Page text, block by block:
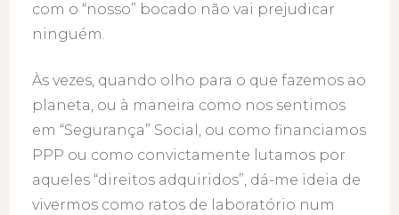
com o “nosso” bocado não vai prejudicar
ninguém.
Às vezes, quando olho para o que fazemos ao
planeta, ou à maneira como nos sentimos
em “Segurança” Social, ou como financiamos
PPP ou como convictamente lutamos por
aqueles “direitos adquiridos”, dá-me ideia de
vivermos como ratos de laboratório num